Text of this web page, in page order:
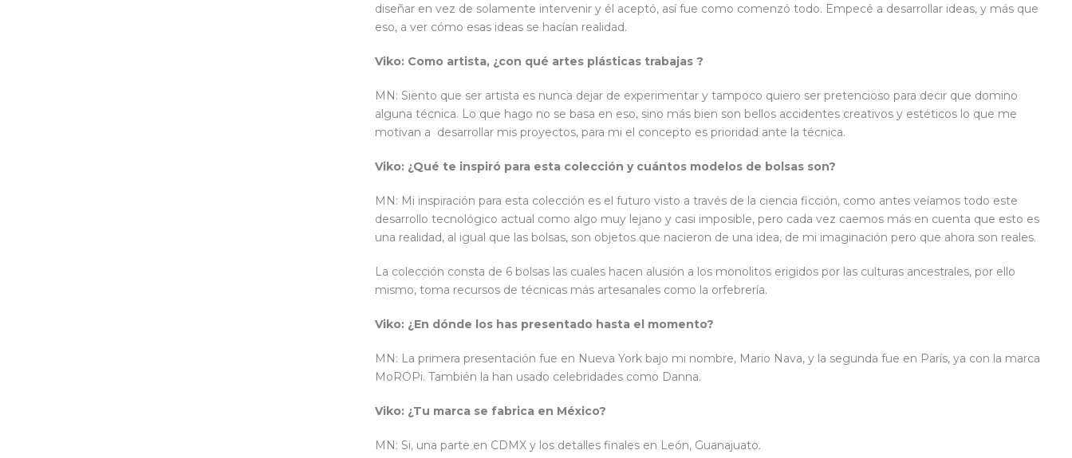
diseñar en vez de solamente intervenir y él aceptó, así fue como comenzó todo. Empecé a desarrollar ideas, y más que
eso, a ver cómo esas ideas se hacían realidad.
Viko: Como artista, ¿con qué artes plásticas trabajas ?
MN: Siento que ser artista es nunca dejar de experimentar y tampoco quiero ser pretencioso para decir que domino
alguna técnica. Lo que hago no se basa en eso, sino más bien son bellos accidentes creativos y estéticos lo que me
motivan a desarrollar mis proyectos, para mi el concepto es prioridad ante la técnica.
Viko: ¿Qué te inspiró para esta colección y cuántos modelos de bolsas son?
MN: Mi inspiración para esta colección es el futuro visto a través de la ciencia ficción, como antes veíamos todo este
desarrollo tecnológico actual como algo muy lejano y casi imposible, pero cada vez caemos más en cuenta que esto es
una realidad, al igual que las bolsas, son objetos que nacieron de una idea, de mi imaginación pero que ahora son reales.
La colección consta de 6 bolsas las cuales hacen alusión a los monolitos erigidos por las culturas ancestrales, por ello
mismo, toma recursos de técnicas más artesanales como la orfebrería.
Viko: ¿En dónde los has presentado hasta el momento?
MN: La primera presentación fue en Nueva York bajo mi nombre, Mario Nava, y la segunda fue en París, ya con la marca
MoROPi. También la han usado celebridades como Danna.
Viko: ¿Tu marca se fabrica en México?
MN: Si, una parte en CDMX y los detalles finales en León, Guanajuato.